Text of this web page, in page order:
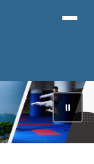
全球資
⏸